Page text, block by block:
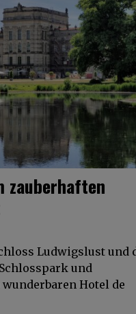
zauberhaften
Ludwigslust und
und
Hotel de